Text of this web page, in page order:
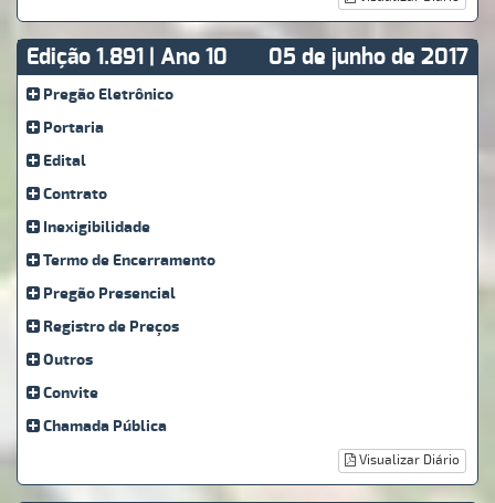
Edição 1.891 | Ano 10 05 de junho de 2017
Pregão Eletrônico
Portaria
Edital
Contrato
Inexigibilidade
Termo de Encerramento
Pregão Presencial
Registro de Preços
Outros
Convite
Chamada Pública
Visualizar Diário